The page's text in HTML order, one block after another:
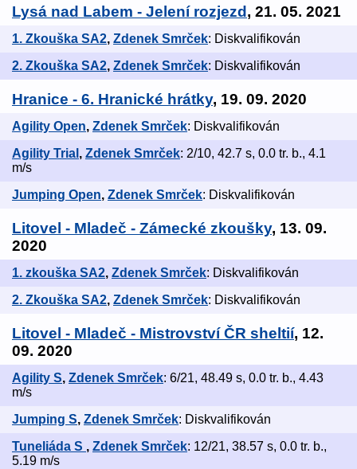
Lysá nad Labem - Jelení rozjezd , 21. 05. 2021
1. Zkouška SA2, Zdenek Smrček: Diskvalifikován
2. Zkouška SA2, Zdenek Smrček: Diskvalifikován
Hranice - 6. Hranické hrátky, 19. 09. 2020
Agility Open, Zdenek Smrček: Diskvalifikován
Agility Trial , Zdenek Smrček: 2/10, 42.7 s, 0.0 tr. b., 4.1
m/s
Jumping Open, Zdenek Smrček: Diskvalifikován
Litovel - Mladeč - Zámecké zkoušky, 13. 09.
2020
1. zkouška SA2, Zdenek Smrček: Diskvalifikován
2. Zkouška SA2, Zdenek Smrček: Diskvalifikován
Litovel - Mladeč - Mistrovství ČR sheltií, 12.
09. 2020
Agility S, Zdenek Smrček: 6/21, 48.49 s, 0.0 tr. b., 4.43
m/s
Jumping S, Zdenek Smrček: Diskvalifikován
Tuneliáda S , Zdenek Smrček: 12/21, 38.57 s, 0.0 tr. b.,
5.19 m/s